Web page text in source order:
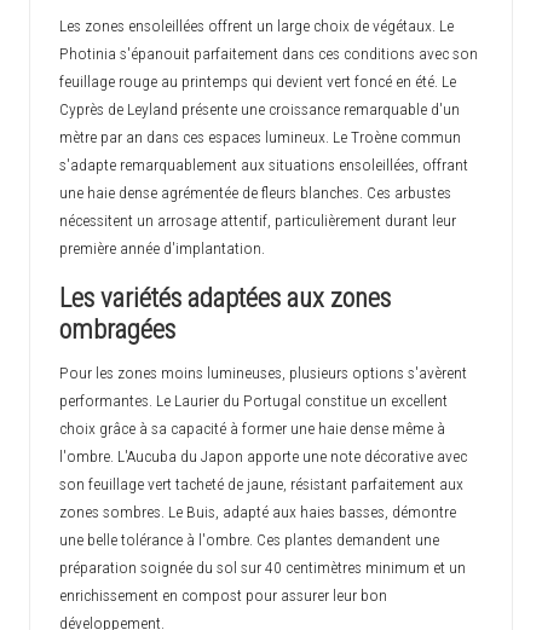
Les zones ensoleillées offrent un large choix de végétaux. Le
Photinia s'épanouit parfaitement dans ces conditions avec son
feuillage rouge au printemps qui devient vert foncé en été. Le
Cyprès de Leyland présente une croissance remarquable d'un
mètre par an dans ces espaces lumineux. Le Troène commun
s'adapte remarquablement aux situations ensoleillées, offrant
une haie dense agrémentée de fleurs blanches. Ces arbustes
nécessitent un arrosage attentif, particulièrement durant leur
première année d'implantation.
Les variétés adaptées aux zones
ombragées
Pour les zones moins lumineuses, plusieurs options s'avèrent
performantes. Le Laurier du Portugal constitue un excellent
choix grâce à sa capacité à former une haie dense même à
l'ombre. L'Aucuba du Japon apporte une note décorative avec
son feuillage vert tacheté de jaune, résistant parfaitement aux
zones sombres. Le Buis, adapté aux haies basses, démontre
une belle tolérance à l'ombre. Ces plantes demandent une
préparation soignée du sol sur 40 centimètres minimum et un
enrichissement en compost pour assurer leur bon
développement.